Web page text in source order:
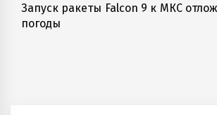
Next
post:
Запуск ракеты Falcon 9 к МКС
погоды